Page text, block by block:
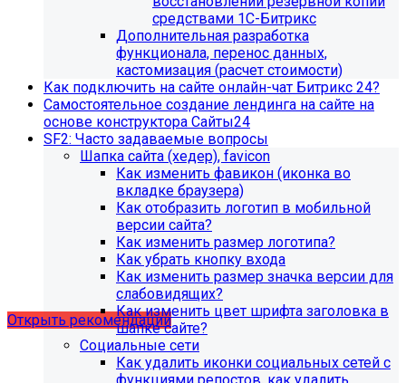
Рекомендации по безопасности
Открыть рекомендации
средствами 1С-Битрикс
Дополнительная разработка
функционала, перенос данных,
кастомизация (расчет стоимости)
Как подключить на сайте онлайн-чат Битрикс 24?
Самостоятельное создание лендинга на сайте на
основе конструктора Сайты24
SF2: Часто задаваемые вопросы
Шапка сайта (хедер), favicon
Как изменить фавикон (иконка во
вкладке браузера)
Как отобразить логотип в мобильной
версии сайта?
Как изменить размер логотипа?
Как убрать кнопку входа
Как изменить размер значка версии для
слабовидящих?
Как изменить цвет шрифта заголовка в
шапке сайте?
Социальные сети
Как удалить иконки социальных сетей с